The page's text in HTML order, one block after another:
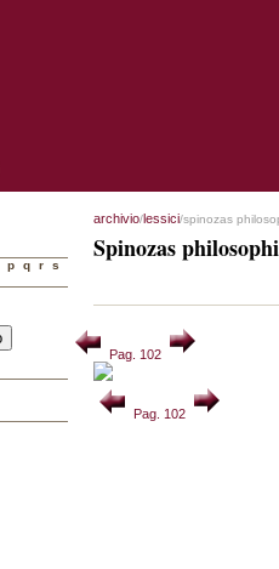
p q r
s
archivio/lessici/spinozas
Spinozas
Pag. 102
Pag. 102